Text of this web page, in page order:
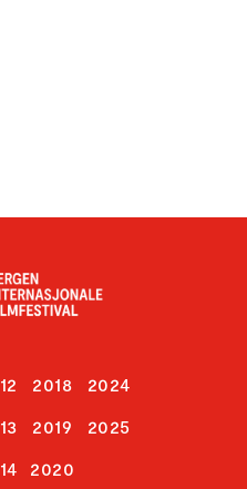
2018
2019
2020
2024
2025